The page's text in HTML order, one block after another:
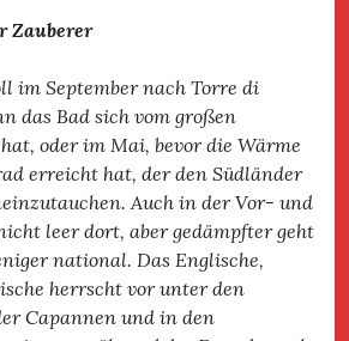
Zauberer
im September nach Torre di
das Bad sich vom großen
oder im Mai, bevor die Wärme
erreicht hat, der den Südländer
Auch in der Vor- und
leer dort, aber gedämpfter geht
national. Das Englische,
herrscht vor unter den
Capannen und in den